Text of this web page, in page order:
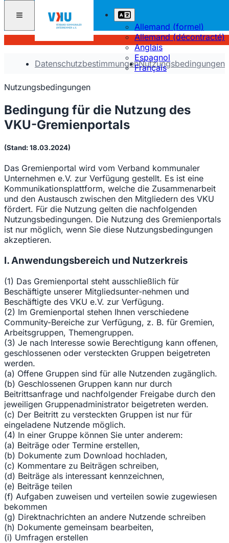
Allemand (formel)
Allemand (décontracté)
Anglais
Espagnol
Français
DatenschutzbestimmungenNutzungsbedingungen
Nutzungsbedingungen
Bedingung für die Nutzung des
VKU-Gremienportals
(Stand: 18.03.2024)
Das Gremienportal wird vom Verband kommunaler
Unternehmen e.V. zur Verfügung gestellt. Es ist eine
Kommunikationsplattform, welche die Zusammenarbeit
und den Austausch zwischen den Mitgliedern des VKU
fördert. Für die Nutzung gelten die nachfolgenden
Nutzungsbedingungen. Die Nutzung des Gremienportals
ist nur möglich, wenn Sie diese Nutzungsbedingungen
akzeptieren.
I. Anwendungsbereich und Nutzerkreis
(1) Das Gremienportal steht ausschließlich für
Beschäftigte unserer Mitgliedsunter-nehmen und
Beschäftigte des VKU e.V. zur Verfügung.
(2) Im Gremienportal stehen Ihnen verschiedene
Community-Bereiche zur Verfügung, z. B. für Gremien,
Arbeitsgruppen, Themengruppen.
(3) Je nach Interesse sowie Berechtigung kann offenen,
geschlossenen oder versteckten Gruppen beigetreten
werden.
(a) Offene Gruppen sind für alle Nutzenden zugänglich.
(b) Geschlossenen Gruppen kann nur durch
Beitrittsanfrage und nachfolgender Freigabe durch den
jeweiligen Gruppenadministrator beigetreten werden.
(c) Der Beitritt zu versteckten Gruppen ist nur für
eingeladene Nutzende möglich.
(4) In einer Gruppe können Sie unter anderem:
(a) Beiträge oder Termine erstellen,
(b) Dokumente zum Download hochladen,
(c) Kommentare zu Beiträgen schreiben,
(d) Beiträge als interessant kennzeichnen,
(e) Beiträge teilen
(f) Aufgaben zuweisen und verteilen sowie zugewiesen
bekommen
(g) Direktnachrichten an andere Nutzende schreiben
(h) Dokumente gemeinsam bearbeiten,
(i) Umfragen erstellen